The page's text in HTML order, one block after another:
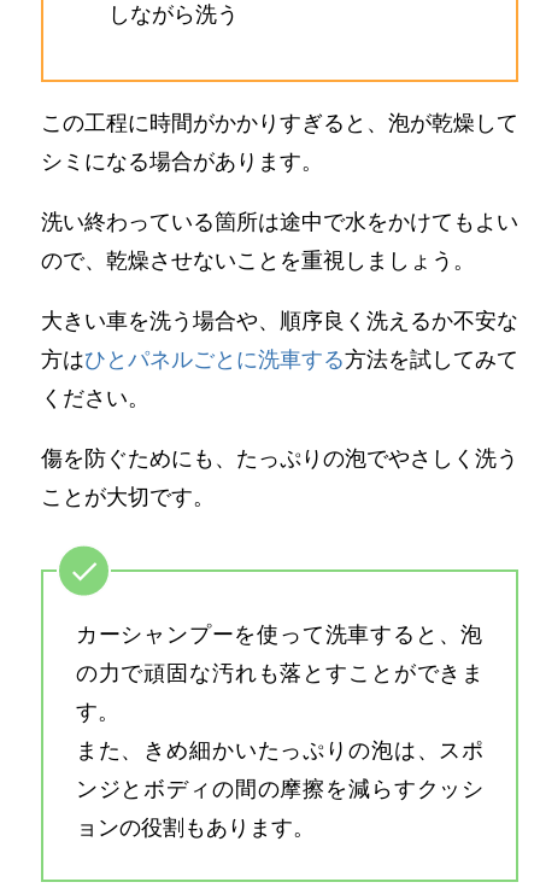
しながら洗う
この工程に時間がかかりすぎると、泡が乾燥して
シミになる場合があります。
洗い終わっている箇所は途中で水をかけてもよい
ので、乾燥させないことを重視しましょう。
大きい車を洗う場合や、順序良く洗えるか不安な
方はひとパネルごとに洗車する方法を試してみて
ください。
傷を防ぐためにも、たっぷりの泡でやさしく洗う
ことが大切です。
カーシャンプーを使って洗車すると、泡
の力で頑固な汚れも落とすことができま
す。
また、きめ細かいたっぷりの泡は、スポ
ンジとボディの間の摩擦を減らすクッシ
ョンの役割もあります。